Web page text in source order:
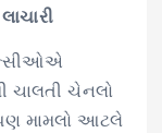
ચાલતી ચેનલો
મામલો આટલે